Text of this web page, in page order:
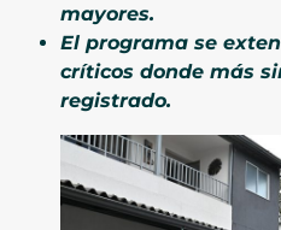
mayores.
El programa se
críticos donde más
registrado.